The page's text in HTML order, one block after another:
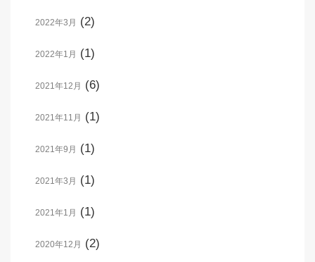
2022年3月 (2)
2022年1月 (1)
2021年12月 (6)
2021年11月 (1)
2021年9月 (1)
2021年3月 (1)
2021年1月 (1)
2020年12月 (2)